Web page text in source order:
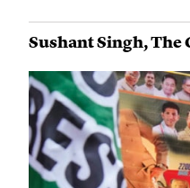
Sushant Singh,The